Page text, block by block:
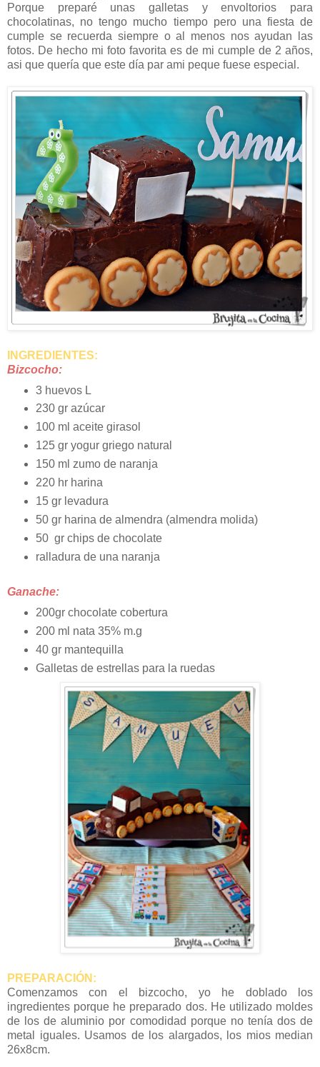
Porque preparé unas galletas y envoltorios para
chocolatinas, no tengo mucho tiempo pero una fiesta de
cumple se recuerda siempre o al menos nos ayudan las
fotos. De hecho mi foto favorita es de mi cumple de 2 años,
asi que quería que este día par ami peque fuese especial.
INGREDIENTES:
Bizcocho:
3 huevos L
230 gr azúcar
100 ml aceite girasol
125 gr yogur griego natural
150 ml zumo de naranja
220 hr harina
15 gr levadura
50 gr harina de almendra (almendra molida)
50 gr chips de chocolate
ralladura de una naranja
Ganache:
200gr chocolate cobertura
200 ml nata 35% m.g
40 gr mantequilla
Galletas de estrellas para la ruedas
PREPARACIÓN:
Comenzamos con el bizcocho, yo he doblado los
ingredientes porque he preparado dos. He utilizado moldes
de los de aluminio por comodidad porque no tenía dos de
metal iguales. Usamos de los alargados, los mios median
26x8cm.